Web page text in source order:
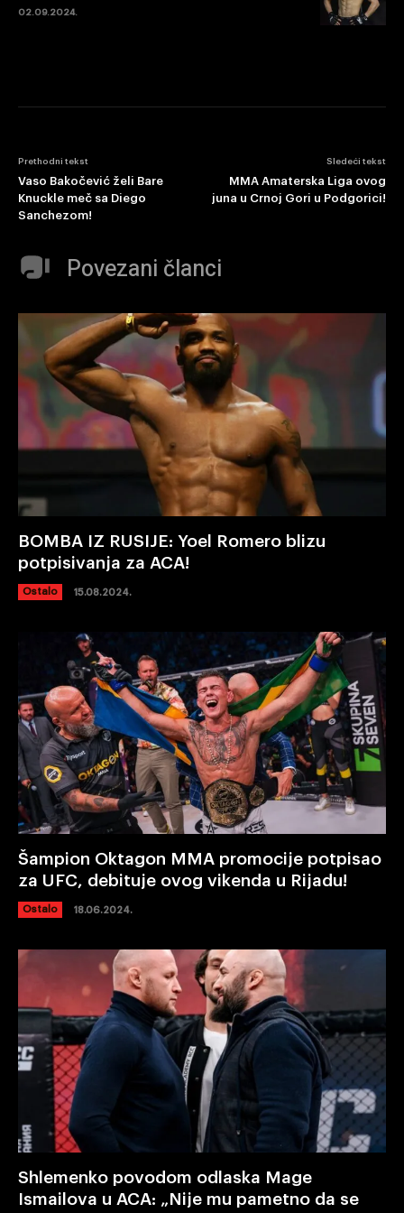
02.09.2024.
Prethodni tekst
Vaso Bakočević želi Bare
Knuckle meč sa Diego
Sanchezom!
Sledeći tekst
MMA Amaterska Liga ovog
juna u Crnoj Gori u Podgorici!
Povezani članci
BOMBA IZ RUSIJE: Yoel Romero blizu
potpisivanja za ACA!
Ostalo 15.08.2024.
Šampion Oktagon MMA promocije potpisao
za UFC, debituje ovog vikenda u Rijadu!
Ostalo 18.06.2024.
Shlemenko povodom odlaska Mage
Ismailova u ACA: „Nije mu pametno da se